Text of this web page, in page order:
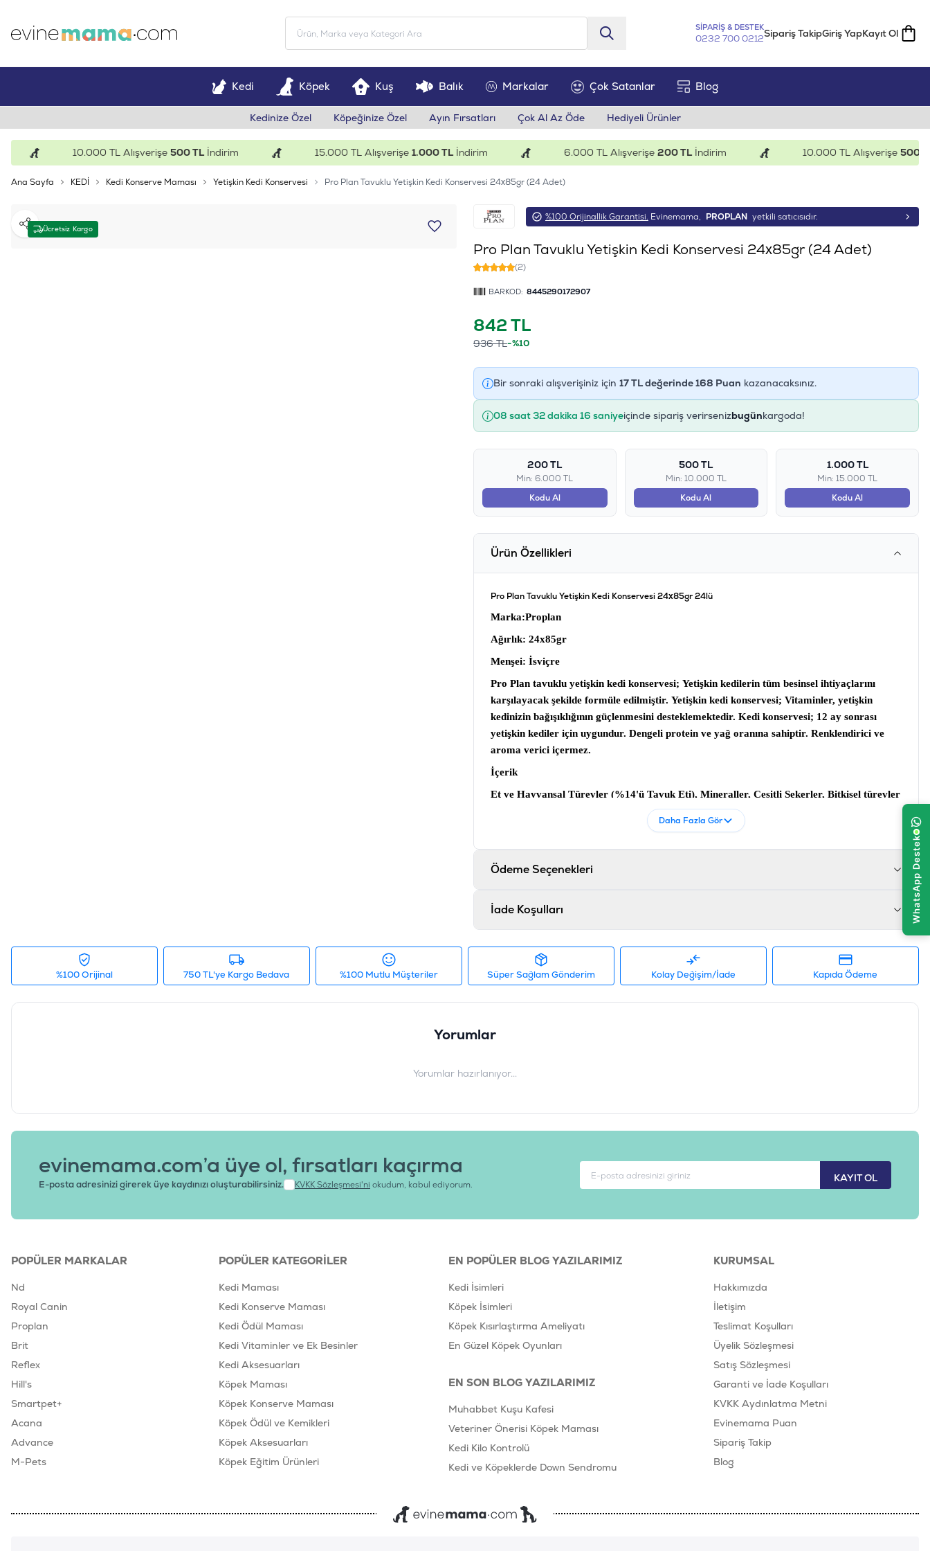
SİPARİŞ & DESTEK
0232 700 0212Sipariş TakipGiriş YapKayıt Ol
Kedi Köpek Kuş Balık Markalar Çok Satanlar Blog
Kedinize Özel Köpeğinize Özel Ayın Fırsatları Çok Al Az Öde Hediyeli Ürünler
10.000 TL Alışverişe500 TLİndirim 15.000 TL Alışverişe1.000 TLİndirim 6.000 TL Alışverişe200 TLİndirim 10.000 TL Alışverişe500 TL
Ana Sayfa KEDİ Kedi Konserve Maması Yetişkin Kedi Konservesi Pro Plan Tavuklu Yetişkin Kedi Konservesi 24x85gr (24 Adet)
Ücretsiz Kargo
Paylaş
%100 Orijinallik Garantisi. Evinemama, PROPLAN yetkili satıcısıdır.
Pro Plan Tavuklu Yetişkin Kedi Konservesi 24x85gr (24 Adet)
(2)
BARKOD: 8445290172907
842TL
936TL-%10
Bir sonraki alışverişiniz için 17TL değerinde168 Puan kazanacaksınız.
08 saat 32 dakika 15 saniyeiçinde sipariş verirsenizbugünkargoda!
200 TL
Min: 6.000 TL
Kodu Al
500 TL
Min: 10.000 TL
Kodu Al
1.000 TL
Min: 15.000 TL
Kodu Al
Ürün Özellikleri
Pro Plan Tavuklu Yetişkin Kedi Konservesi 24x85gr 24lü
Marka:Proplan
Ağırlık: 24x85gr
Menşei: İsviçre
Pro Plan tavuklu yetişkin kedi konservesi; Yetişkin kedilerin tüm besinsel ihtiyaçlarını
karşılayacak şekilde formüle edilmiştir. Yetişkin kedi konservesi; Vitaminler, yetişkin
kedinizin bağışıklığının güçlenmesini desteklemektedir. Kedi konservesi; 12 ay sonrası
yetişkin kediler için uygundur. Dengeli protein ve yağ oranına sahiptir. Renklendirici ve
aroma verici içermez.
İçerik
Et ve Hayvansal Türevler (%14'ü Tavuk Eti), Mineraller, Çeşitli Şekerler, Bitkisel türevler
Katkı maddeleri
Sülfat Monohidrat 18 mg/kg
Tedarikçi Ürün Kodu
: PR26-002
Daha Fazla Gör
Ödeme Seçenekleri
İade Koşulları
%100 Orijinal 750 TL'ye Kargo Bedava %100 Mutlu Müşteriler Süper Sağlam Gönderim Kolay Değişim/İade Kapıda Ödeme
Yorumlar
Yorumlar hazırlanıyor...
KAYIT OL
evinemama.com’a üye ol, fırsatları kaçırma
E-posta adresinizi girerek üye kaydınızı oluşturabilirsiniz. KVKK Sözleşmesi'ni okudum, kabul ediyorum.
POPÜLER MARKALAR
Nd
Royal Canin
Proplan
Brit
Reflex
Hill's
Smartpet+
Acana
Advance
M-Pets
POPÜLER KATEGORILER
Kedi Maması
Kedi Konserve Maması
Kedi Ödül Maması
Kedi Vitaminler ve Ek Besinler
Kedi Aksesuarları
Köpek Maması
Köpek Konserve Maması
Köpek Ödül ve Kemikleri
Köpek Aksesuarları
Köpek Eğitim Ürünleri
EN POPÜLER BLOG YAZILARIMIZ
Kedi İsimleri
Köpek İsimleri
Köpek Kısırlaştırma Ameliyatı
En Güzel Köpek Oyunları
EN SON BLOG YAZILARIMIZ
Muhabbet Kuşu Kafesi
Veteriner Önerisi Köpek Maması
Kedi Kilo Kontrolü
Kedi ve Köpeklerde Down Sendromu
KURUMSAL
Hakkımızda
İletişim
Teslimat Koşulları
Üyelik Sözleşmesi
Satış Sözleşmesi
Garanti ve İade Koşulları
KVKK Aydınlatma Metni
Evinemama Puan
Sipariş Takip
Blog